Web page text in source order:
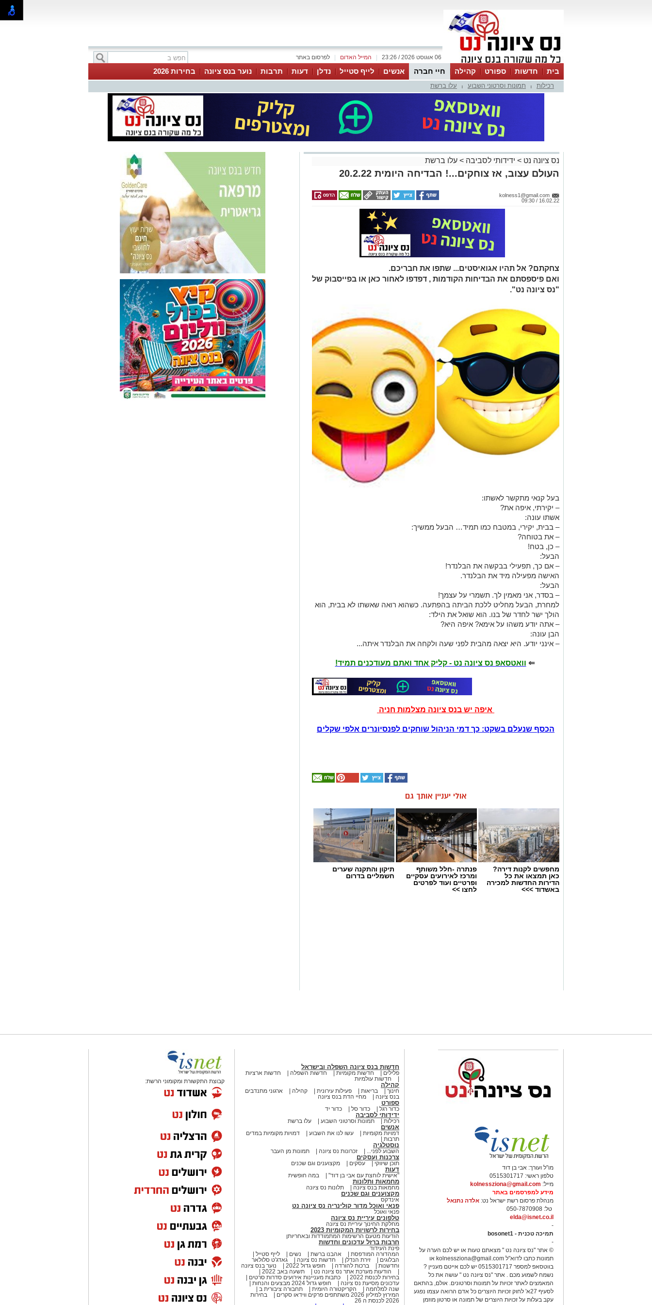
לפרסום באתר המייל האדום 06 אוגוסט 2026 / 23:26
בית חדשות ספורט קהילה חיי חברה אנשים לייף סטייל נדלן דעות תרבות נוער בנס ציונה בחירות 2026
רכילות תמונות וסרטוני השבוע עלו ברשת
נס ציונה נט > ידידותי לסביבה > עלו ברשת
העולם עצוב, אז צוחקים...! הבדיחה היומית 20.2.22
kolness1@gmail.com
16.02.22 / 09:30
צחקתם? אל תהיו אגואיסטים... שתפו את חבריכם.
ואם פיספסתם את הבדיחות הקודמות , דפדפו לאחור כאן או בפייסבוק של
"נס ציונה נט".
בעל קנאי מתקשר לאשתו:
– יקירתי, איפה את?
אשתו עונה:
– בבית, יקירי, במטבח כמו תמיד… הבעל ממשיך:
– את בטוחה?
– כן, בטח!
הבעל:
– אם כך, תפעילי בבקשה את הבלנדר!
האישה מפעילה מיד את הבלנדר.
הבעל:
– בסדר, אני מאמין לך. תשמרי על עצמך!
למחרת, הבעל מחליט ללכת הביתה בהפתעה. כשהוא רואה שאשתו לא בבית, הוא
הולך ישר לחדר של בנו. הוא שואל את הילד:
– אתה יודע משהו על אימא? איפה היא?
הבן עונה:
– אינני יודע. היא יצאה מהבית לפני שעה ולקחה את הבלנדר איתה...
⇐ וואטסאפ נס ציונה נט - קליק אחד ואתם מעודכנים תמיד!
איפה יש בנס ציונה מצלמות חניה
הכסף שנעלם בשקט: כך דמי הניהול שוחקים לפנסיונרים אלפי שקלים
אולי יעניין אותך גם
מחפשים לקנות דירה?
כאן תמצאו את כל
הדירות החדשות למכירה
באשדוד >>>
פנתרה -חלל משותף
ומרכז לאירועים עסקיים
ופרטיים ועוד לפרטים
לחצו >>
תיקון והתקנה שערים
חשמליים בדרום
מו"ל ועורך: אבי בן דוד
טלפון ראשי: 0515301717
מייל: kolnessziona@gmail.com
מידע למפרסמים באתר
מנהלת פרסום רשת ישראל נט: אלדה נתנאל
טל: 050-7870908
elda@isnet.co.il
-
תמיכה טכנית - bosonet1
-
© אתר "נס ציונה נט " מצאתם טעות או יש לכם הערה על
תמונות כתבו לדוא"ל kolnessziona@gmail.com או
בווטסאפ למספר 0515301717 יש לכם אייטם מעניין ?
נשמח לשמוע מכם . אתר "נס ציונה נט " עושה את כל
המאמצים לאתר זכויות על תמונות וסרטונים. אולם, בהתאם
לסעיף 27א' לחוק זכויות היוצרים כל אדם הרואה עצמו נפגע
עקב בעלות על זכויות היוצרים של תמונה או סרטון מוזמן
חדשות בנס ציונה השפלה ובישראל
פלילים חדשות מקומיות חדשות השפלה
חדשות ארציות
חדשות עולמיות
קהילה
חינוך בריאות פעילות עירונית קהילה
ארגוני מתנדבים
בנס ציונה
מחיי הדת בנס ציונה
ספורט
כדור רגל כדור סל כדור יד
ידידותי לסביבה
רכילות תמונות וסרטוני השבוע עלו ברשת
אנשים
דמויות מקומיות עשו לנו את השבוע
דמויות מקומיות במדים
תרבות
נוסטלגיה
השבוע לפני... זכרונות נס ציונה תמונות מן העבר
צרכנות ועסקים
תוכן שיווקי עסקים מקצוענים וגם שכנים
דעות
"אישית לוחצת עם אבי בן דוד" במה חופשית
מחמאות ותלונות
מחמאות בנס ציונה תלונות נס ציונה
מקצוענים וגם שכנים
אינדקס
פנאי ואוכל מדור קולינריה נס ציונה נט
פנאי ואוכל
טלפונים עיריית נס ציונה
מחלקת החינוך עיריית נס ציונה
בחירות לרשויות המקומיות 2023
הודעות מטעם הרשימות המתמודדות ובאחריותן
חרבות ברזל עדכונים וחדשות
פינת העידוד
המהדורה המודפסת
אהבנו ברשת נשים
לייף סטייל
הבלוגים
זירת הנדלן חדשות נס ציונה
גאדג'ט סלולאר
וחדשנות
ברכות להורדה חופש גדול 2022
נוער בנס ציונה
הודעות מערכת אתר נס ציונה נט
תשעה באב 2022
בחירות לכנסת 2022
כתבות מעניינות אירועים סדרות סרטים
עדכונים מסיעת נס ציונה
חופש גדול 2024 מבצעים והנחות
שנה למלחמה
הקריקטורה היומית
תחבורה ציבורית ב
המירוץ למיליון 2026 משתתפים פרקים ווידאו סקרים
בחירות
2026 לכנסת ה 26
קבוצת התקשורת ומקומוני הרשת: